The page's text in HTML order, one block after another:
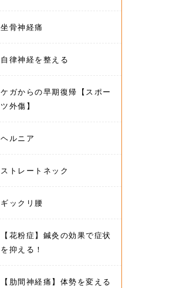
坐骨神経痛
自律神経を整える
ケガからの早期復帰【スポー
ツ外傷】
ヘルニア
ストレートネック
ギックリ腰
【花粉症】鍼灸の効果で症状
を抑える！
【肋間神経痛】体勢を変える